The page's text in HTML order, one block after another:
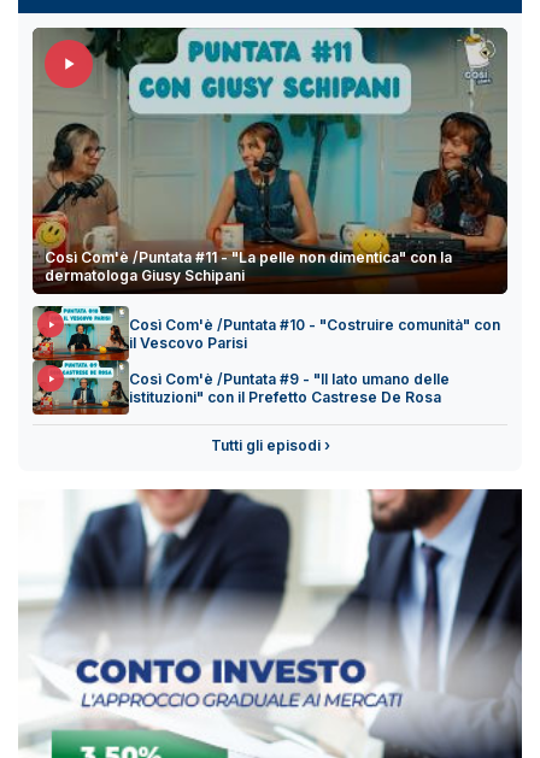
Così Com'è /Puntata #11 - "La pelle non dimentica" con la
dermatologa Giusy Schipani
Così Com'è /Puntata #10 - "Costruire comunità" con
il Vescovo Parisi
Così Com'è /Puntata #9 - "Il lato umano delle
istituzioni" con il Prefetto Castrese De Rosa
Tutti gli episodi ›